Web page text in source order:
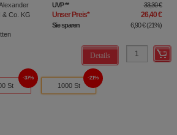
& Co. KG
UVP** 33,30 €
Unser Preis* 26,40 €
Sie sparen 6,90 €(21%)
Details
St
37%
1000 St
21%